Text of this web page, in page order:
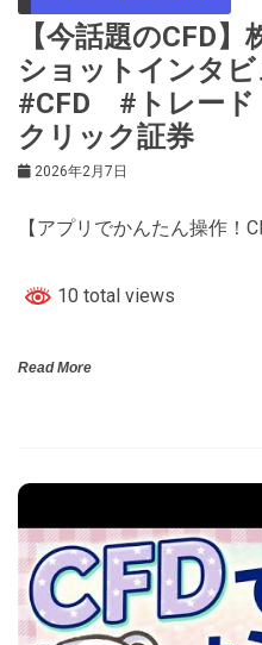
【今話題のCFD
ショットインタ
#CFD #トレー
クリック証券
2026年2月7日
【アプリでかんたん操作！
10 total views
Read More